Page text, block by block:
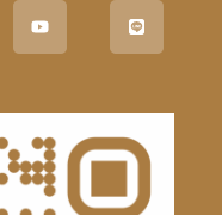
Youtube Line